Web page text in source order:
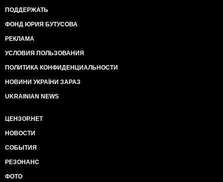
ПОДДЕРЖАТЬ
ФОНД ЮРИЯ БУТУСОВА
РЕКЛАМА
УСЛОВИЯ ПОЛЬЗОВАНИЯ
ПОЛИТИКА КОНФИДЕНЦИАЛЬНОСТИ
НОВИНИ УКРАЇНИ ЗАРАЗ
UKRAINIAN NEWS
ЦЕНЗОР.НЕТ
НОВОСТИ
СОБЫТИЯ
РЕЗОНАНС
ФОТО